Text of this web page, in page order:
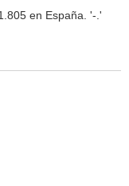
en España. '-.'